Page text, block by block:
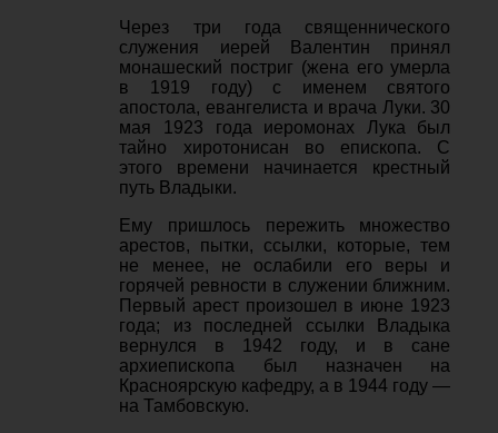
Через три года священнического
служения иерей Валентин принял
монашеский постриг (жена его умерла
в 1919 году) с именем святого
апостола, евангелиста и врача Луки. 30
мая 1923 года иеромонах Лука был
тайно хиротонисан во епископа. С
этого времени начинается крестный
путь Владыки.
Ему пришлось пережить множество
арестов, пытки, ссылки, которые, тем
не менее, не ослабили его веры и
горячей ревности в служении ближним.
Первый арест произошел в июне 1923
года; из последней ссылки Владыка
вернулся в 1942 году, и в сане
архиепископа был назначен на
Красноярскую кафедру, а в 1944 году —
на Тамбовскую.